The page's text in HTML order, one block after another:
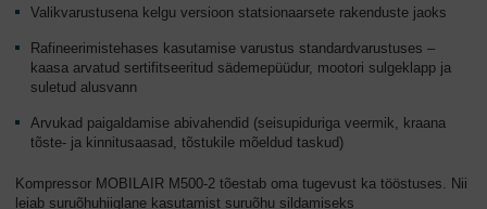
Valikvarustusena kelgu versioon statsionaarsete rakenduste jaoks
Rafineerimistehases kasutamise varustus standardvarustuses –
kaasa arvatud sertifitseeritud sädemepüüdur, mootori sulgeklapp ja
suletud alusvann
Arvukad paigaldamise abivahendid (seisupiduriga veermik, kraana
tõste- ja kinnitusaasad, tõstukile mõeldud taskud)
Kompressor MOBILAIR M500-2 tõestab oma tugevust ka tööstuses. Nii
leiab suruõhuhiiglane kasutamist suruõhu sildamiseks